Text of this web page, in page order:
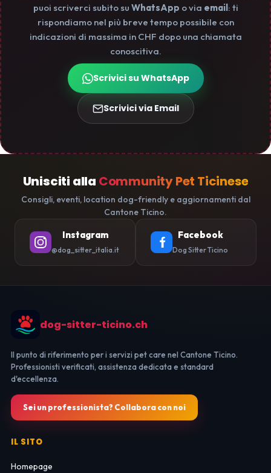
puoi scriverci subito su WhatsApp o via email: ti
rispondiamo nel più breve tempo possibile con
indicazioni di massima in CHF dopo una chiamata
conoscitiva.
Scrivici su WhatsApp
Scrivici via Email
Unisciti alla Community Pet Ticinese
Consigli, eventi, location dog-friendly e aggiornamenti dal
Cantone Ticino.
Instagram
@dog_sitter_italia.it
Facebook
Dog Sitter Ticino
dog-sitter-ticino.ch
Il punto di riferimento per i servizi pet care nel Cantone Ticino.
Professionisti verificati, assistenza dedicata e standard
d'eccellenza.
Sei un professionista? Collabora con noi
IL SITO
Homepage